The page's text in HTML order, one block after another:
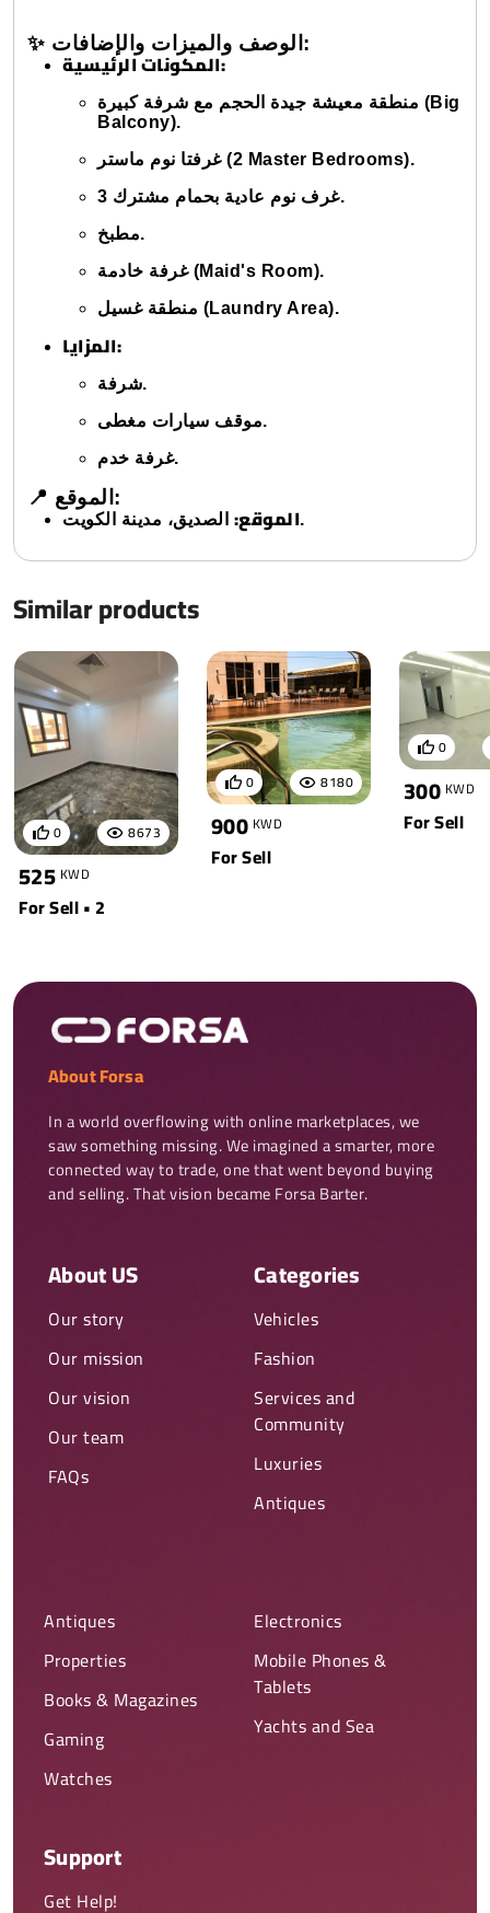
✨ الوصف والميزات والإضافات:
المكونات الرئيسية:
منطقة معيشة جيدة الحجم مع شرفة كبيرة (Big
Balcony).
غرفتا نوم ماستر (2 Master Bedrooms).
3 غرف نوم عادية بحمام مشترك.
مطبخ.
غرفة خادمة (Maid's Room).
منطقة غسيل (Laundry Area).
المزايا:
شرفة.
موقف سيارات مغطى.
غرفة خدم.
📍 الموقع:
الموقع:الصديق، مدينة الكويت.
Similar products
8673
0
525 KWD
For Sell • 2
8180
0
900 KWD
For Sell
0
300 KWD
For Sell
About Forsa
In a world overflowing with online marketplaces, we
saw something missing. We imagined a smarter, more
connected way to trade, one that went beyond buying
and selling. That vision became Forsa Barter.
About US
Our story
Our mission
Our vision
Our team
FAQs
Categories
Vehicles
Fashion
Services and
Community
Luxuries
Antiques
Antiques
Properties
Books & Magazines
Gaming
Watches
Electronics
Mobile Phones &
Tablets
Yachts and Sea
Support
Get Help!